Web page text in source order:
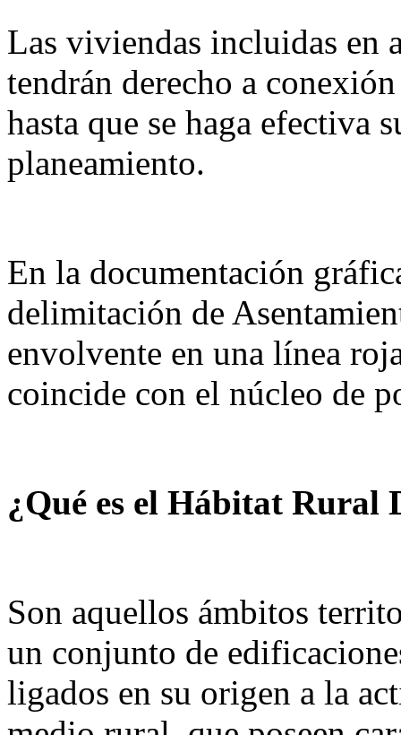
Las viviendas incluidas en
tendrán derecho a
hasta que se haga efectiva
planeamiento.
En la documentación
delimitación de
envolvente en una línea
coincide con el núcleo de
¿Qué es el Hábitat Rural
Son aquellos ámbitos
un conjunto de
ligados en su origen a la